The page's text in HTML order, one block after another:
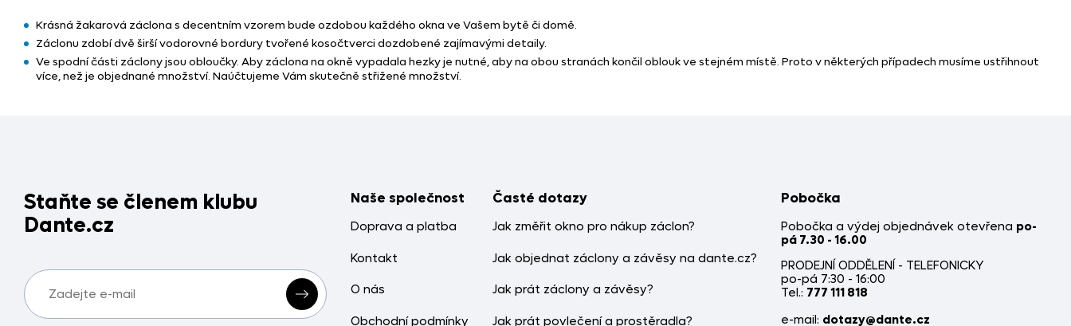
Krásná žakarová záclona s decentním vzorem bude ozdobou každého okna ve Vašem bytě či domě.
Záclonu zdobí dvě širší vodorovné bordury tvořené kosočtverci dozdobené zajímavými detaily.
Ve spodní části záclony jsou obloučky. Aby záclona na okně vypadala hezky je nutné, aby na obou stranách končil oblouk ve stejném místě. Proto v některých případech musíme ustřihnout
více, než je objednané množství. Naúčtujeme Vám skutečně střižené množství.
Staňte se členem klubu
Dante.cz
Naše společnost
Doprava a platba
Kontakt
O nás
Obchodní podmínky
Časté dotazy
Jak změřit okno pro nákup záclon?
Jak objednat záclony a závěsy na dante.cz?
Jak prát záclony a závěsy?
Jak prát povlečení a prostěradla?
Pobočka
Pobočka a výdej objednávek otevřena po-
pá 7.30 - 16.00
PRODEJNÍ ODDĚLENÍ - TELEFONICKY
po-pá 7:30 - 16:00
Tel.: 777 111 818
e-mail: dotazy@dante.cz